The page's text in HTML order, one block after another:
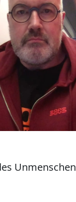
Unmenschen